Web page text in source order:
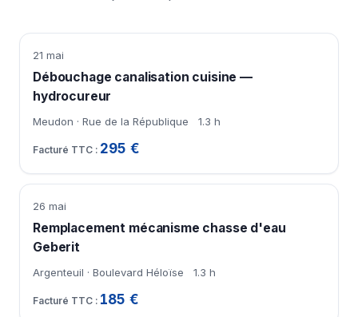
21 mai
Débouchage canalisation cuisine —
hydrocureur
Meudon · Rue de la République 1.3 h
295 €
26 mai
Remplacement mécanisme chasse d'eau
Geberit
Argenteuil · Boulevard Héloïse 1.3 h
185 €